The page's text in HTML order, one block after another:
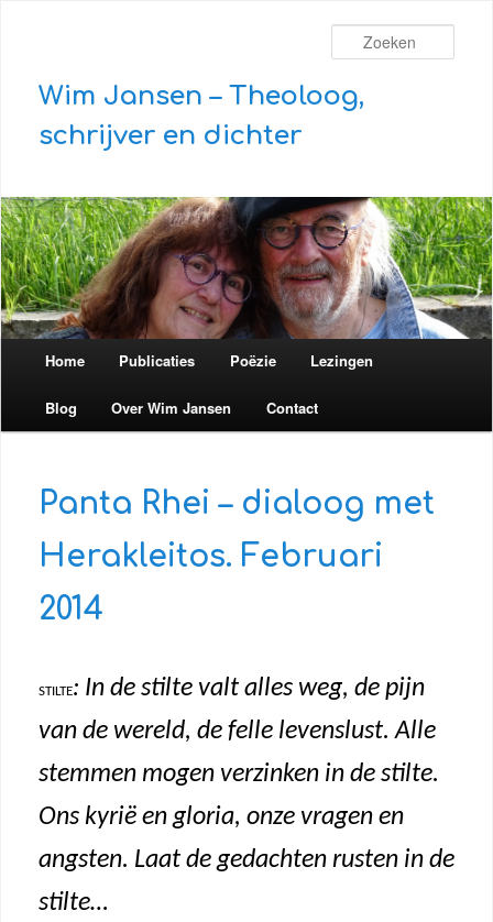
Wim Jansen – Theoloog,
schrijver en dichter
Spring naar de primaire inhoud
Spring naar de secundaire inhoud
Home Publicaties Poëzie Lezingen
Blog Over Wim Jansen Contact
Panta Rhei – dialoog met
Herakleitos. Februari
2014
STILTE: In de stilte valt alles weg, de pijn
van de wereld, de felle levenslust. Alle
stemmen mogen verzinken in de stilte.
Ons kyrië en gloria, onze vragen en
angsten. Laat de gedachten rusten in de
stilte…